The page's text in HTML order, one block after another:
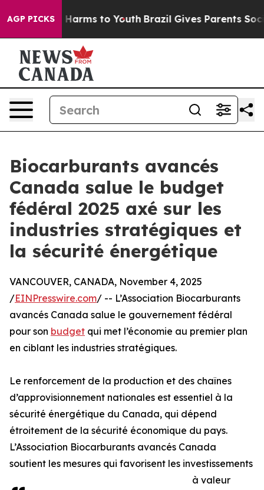
AGP PICKS
Abate Harms to Youth Brazil Gives Parents Social
Biocarburants avancés
Canada salue le budget
fédéral 2025 axé sur les
industries stratégiques et
la sécurité énergétique
VANCOUVER, CANADA, November 4, 2025
/EINPresswire.com/ -- L’Association Biocarburants
avancés Canada salue le gouvernement fédéral
pour son budget qui met l’économie au premier plan
en ciblant les industries stratégiques.
Le renforcement de la production et des chaînes
d’approvisionnement nationales est essentiel à la
sécurité énergétique du Canada, qui dépend
étroitement de la sécurité économique du pays.
L’Association Biocarburants avancés Canada
soutient les mesures qui favorisent les investissements
à valeur